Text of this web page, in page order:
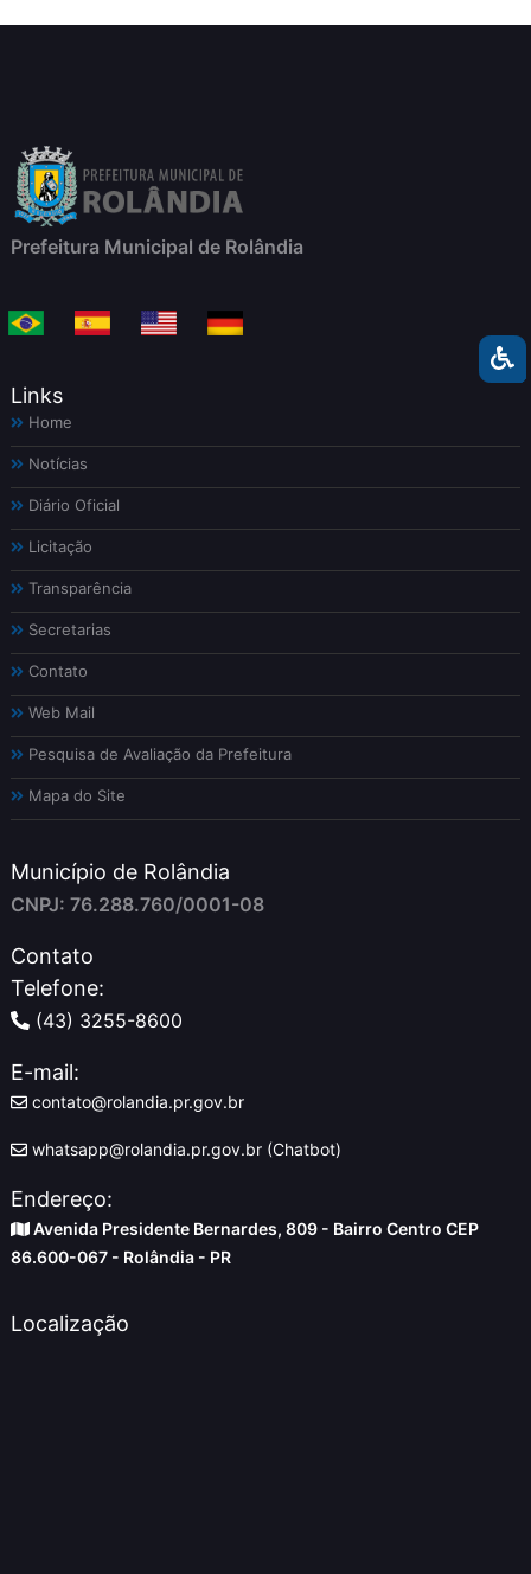
Prefeitura Municipal de Rolândia
Links
Home
Notícias
Diário Oficial
Licitação
Transparência
Secretarias
Contato
Web Mail
Pesquisa de Avaliação da Prefeitura
Mapa do Site
Município de Rolândia
CNPJ: 76.288.760/0001-08
Contato
Telefone:
(43) 3255-8600
E-mail:
contato@rolandia.pr.gov.br
whatsapp@rolandia.pr.gov.br (Chatbot)
Endereço:
Avenida Presidente Bernardes, 809 - Bairro Centro CEP
86.600-067 - Rolândia - PR
Localização